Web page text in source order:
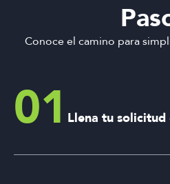
Conoce el camino para
01 Llena tu solicitud